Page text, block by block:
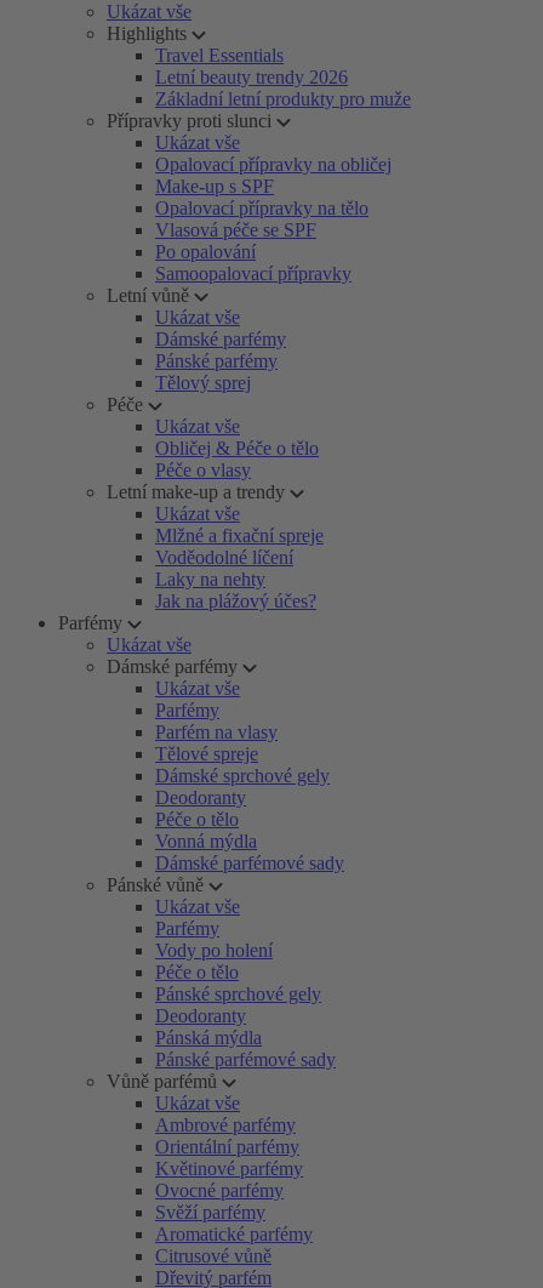
Ukázat vše
Highlights
Travel Essentials
Letní beauty trendy 2026
Základní letní produkty pro muže
Přípravky proti slunci
Ukázat vše
Opalovací přípravky na obličej
Make-up s SPF
Opalovací přípravky na tělo
Vlasová péče se SPF
Po opalování
Samoopalovací přípravky
Letní vůně
Ukázat vše
Dámské parfémy
Pánské parfémy
Tělový sprej
Péče
Ukázat vše
Obličej & Péče o tělo
Péče o vlasy
Letní make-up a trendy
Ukázat vše
Mlžné a fixační spreje
Voděodolné líčení
Laky na nehty
Jak na plážový účes?
Parfémy
Ukázat vše
Dámské parfémy
Ukázat vše
Parfémy
Parfém na vlasy
Tělové spreje
Dámské sprchové gely
Deodoranty
Péče o tělo
Vonná mýdla
Dámské parfémové sady
Pánské vůně
Ukázat vše
Parfémy
Vody po holení
Péče o tělo
Pánské sprchové gely
Deodoranty
Pánská mýdla
Pánské parfémové sady
Vůně parfémů
Ukázat vše
Ambrové parfémy
Orientální parfémy
Květinové parfémy
Ovocné parfémy
Svěží parfémy
Aromatické parfémy
Citrusové vůně
Dřevitý parfém